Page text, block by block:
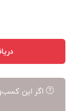
اگر این